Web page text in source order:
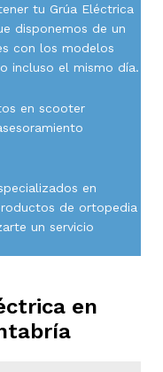
tu Grúa Eléctrica
disponemos de un
con los modelos
incluso el mismo día.
en scooter
en
de ortopedia
un servicio
en